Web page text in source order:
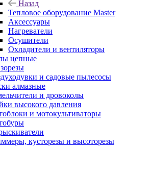
Назад
Тепловое оборудование Master
Аксессуары
Нагреватели
Осушители
Охладители и вентиляторы
цепные
и садовые пылесосы
алмазные
и дровоколы
высокого давления
и мотокультиваторы
кусторезы и высоторезы